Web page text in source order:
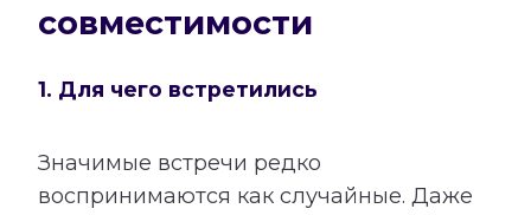
совместимости
1. Для чего встретились
Значимые встречи редко
воспринимаются как случайные. Даже